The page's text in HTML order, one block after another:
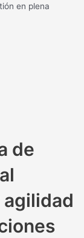
en plena
de
agilidad